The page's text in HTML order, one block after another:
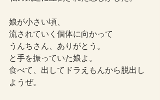
娘が小さい頃、
流されていく個体に向かって
うんちさん、ありがとう。
と手を振っていた娘よ。
食べて、出してドラえもんから脱出し
ようぜ。